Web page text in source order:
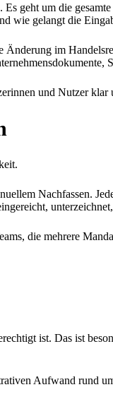
geht um die
wie gelangt die
im
und Nutzer klar
Nachfassen.
die mehrere
ist. Das ist
Aufwand